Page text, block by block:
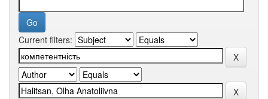
Current filters: